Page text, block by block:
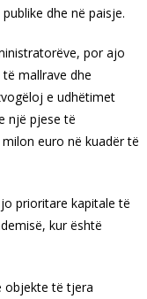
dhe në paisje.
por ajo
mallrave dhe
e udhëtimet
një pjese të
euro në kuadër të
prioritare kapitale të
kur është
objekte të tjera